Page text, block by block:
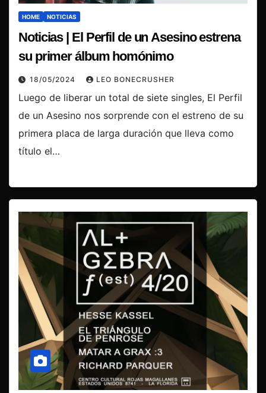
HOME NOTICIAS
Noticias | El Perfil de un Asesino estrena
su primer álbum homónimo
18/05/2024 LEO BONECRUSHER
Luego de liberar un total de siete singles, El Perfil
de un Asesino nos sorprende con el estreno de su
primera placa de larga duración que lleva como
título el…